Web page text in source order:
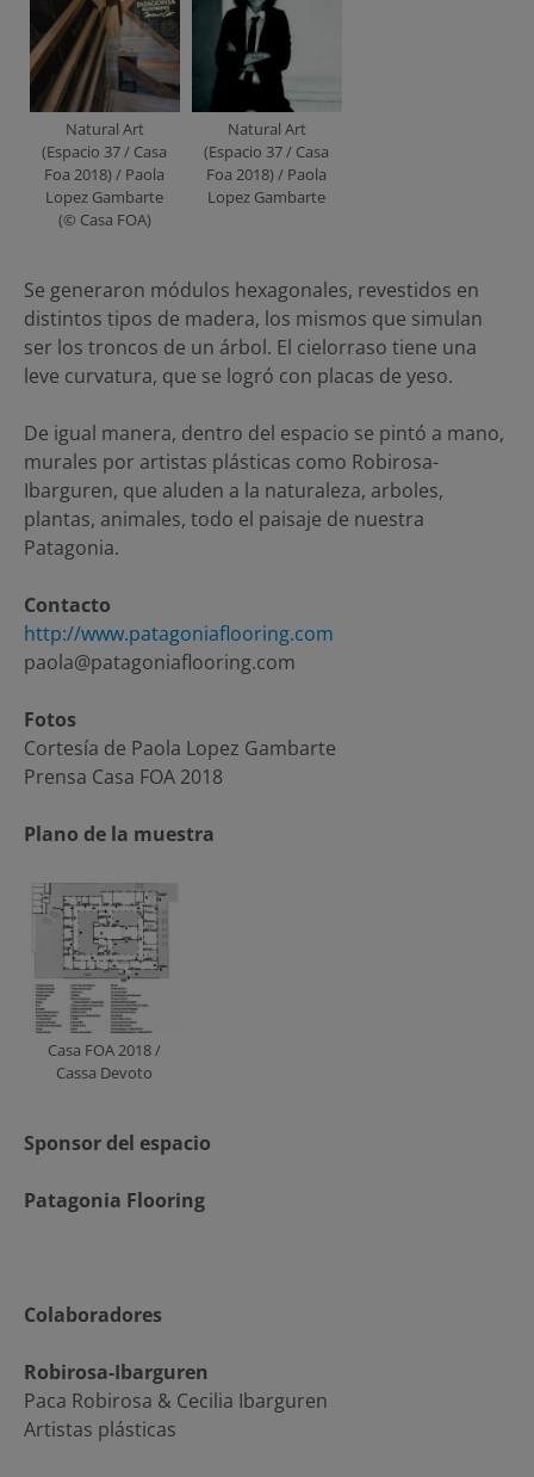
Natural Art
(Espacio 37 / Casa
Foa 2018) / Paola
Lopez Gambarte
(© Casa FOA)
Natural Art
(Espacio 37 / Casa
Foa 2018) / Paola
Lopez Gambarte
Se generaron módulos hexagonales, revestidos en
distintos tipos de madera, los mismos que simulan
ser los troncos de un árbol. El cielorraso tiene una
leve curvatura, que se logró con placas de yeso.
De igual manera, dentro del espacio se pintó a mano,
murales por artistas plásticas como Robirosa-
Ibarguren, que aluden a la naturaleza, arboles,
plantas, animales, todo el paisaje de nuestra
Patagonia.
Contacto
http://www.patagoniaflooring.com
paola@patagoniaflooring.com
Fotos
Cortesía de Paola Lopez Gambarte
Prensa Casa FOA 2018
Plano de la muestra
Casa FOA 2018 /
Cassa Devoto
Sponsor del espacio
Patagonia Flooring
Colaboradores
Robirosa-Ibarguren
Paca Robirosa & Cecilia Ibarguren
Artistas plásticas